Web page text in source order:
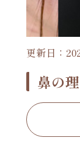
更新日：
鼻の